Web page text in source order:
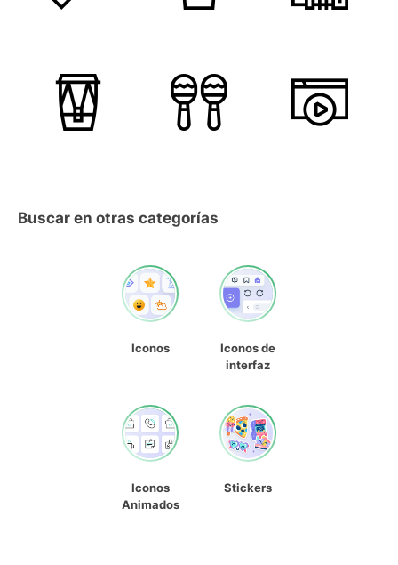
Buscar en otras categorías
Iconos
Iconos de
interfaz
Iconos
Animados
Stickers